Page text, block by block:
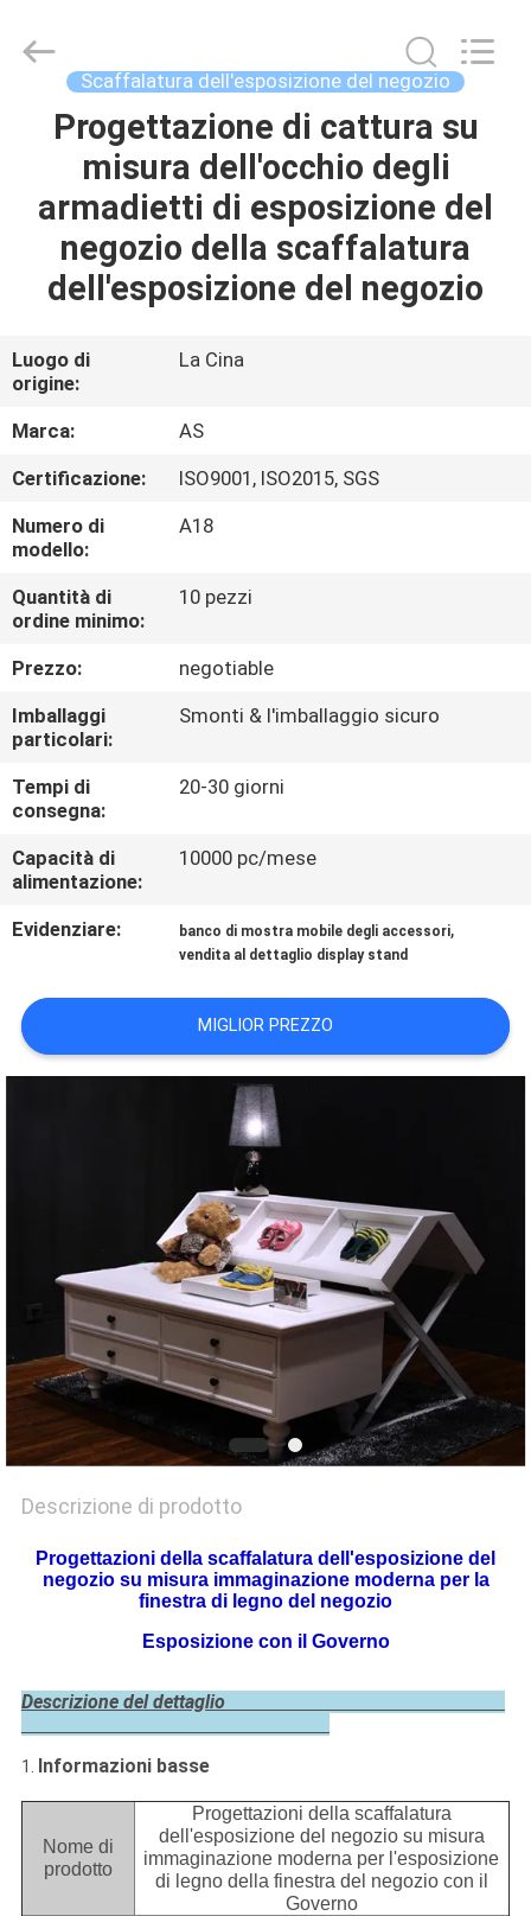
CASA
PRODOTTI
VIDEO
CIRCA
NOI
GIRO
DELLA
FABBRICA
CONTROLLO
DI
QUALITÀ
CONTATTICI
RICHIEDA
UNA
CITAZIONE
MAPPA
DEL
Display
Shelves
Scaffalatura dell'esposizione del negozio
Progettazione di cattura su
misura dell'occhio degli
armadietti di esposizione del
negozio della scaffalatura
dell'esposizione del negozio
Luogo di
origine:
La Cina
Marca:
AS
Certificazione:
ISO9001, ISO2015, SGS
Numero di
modello:
A18
Quantità di
ordine minimo:
10 pezzi
Prezzo:
negotiable
Imballaggi
particolari:
Smonti & l'imballaggio sicuro
Tempi di
consegna:
20-30 giorni
Capacità di
alimentazione:
10000 pc/mese
Evidenziare: banco di mostra mobile degli accessori,
vendita al dettaglio display stand
MIGLIOR PREZZO
Descrizione di prodotto
Progettazioni della scaffalatura dell'esposizione del
negozio su misura immaginazione moderna per la
finestra di legno del negozio
Esposizione con il Governo
Descrizione del dettaglio
1. Informazioni basse
Nome di
prodotto
Progettazioni della scaffalatura
dell'esposizione del negozio su misura
immaginazione moderna per l'esposizione
di legno della finestra del negozio con il
Governo